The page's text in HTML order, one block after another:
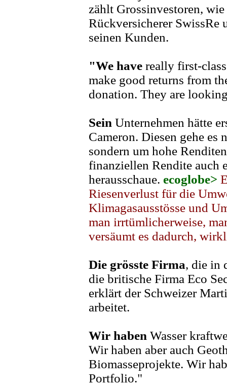
zählt Grossinvestoren,
Rückversicherer SwissRe
seinen Kunden.
"We have really first-
make good returns from
donation. They are
Sein Unternehmen hätte
Cameron. Diesen gehe
sondern um hohe
finanziellen Rendite auch
herausschaue. ecoglobe>
Riesenverlust für die
Klimagasausstösse und
man irrtümlicherweise,
versäumt es dadurch,
Die grösste Firma, die in
die britische Firma Eco
erklärt der Schweizer
arbeitet.
Wir haben Wasser
Wir haben aber auch
Biomasseprojekte. Wir
Portfolio."